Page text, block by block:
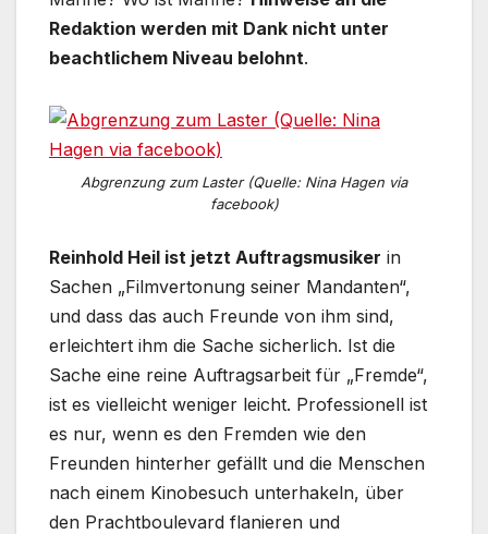
Redaktion werden mit Dank nicht unter
beachtlichem Niveau belohnt.
Abgrenzung zum Laster (Quelle: Nina Hagen via
facebook)
Reinhold Heil ist jetzt Auftragsmusiker in
Sachen „Filmvertonung seiner Mandanten“,
und dass das auch Freunde von ihm sind,
erleichtert ihm die Sache sicherlich. Ist die
Sache eine reine Auftragsarbeit für „Fremde“,
ist es vielleicht weniger leicht. Professionell ist
es nur, wenn es den Fremden wie den
Freunden hinterher gefällt und die Menschen
nach einem Kinobesuch unterhakeln, über
den Prachtboulevard flanieren und